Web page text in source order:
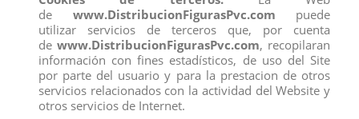
Los clientes que adquirieron este producto también
compraron:
de www.DistribucionFigurasPvc.com puede
utilizar servicios de terceros que, por cuenta
de www.DistribucionFigurasPvc.com, recopilaran
información con fines estadísticos, de uso del Site
por parte del usuario y para la prestacion de otros
servicios relacionados con la actividad del Website y
otros servicios de Internet.